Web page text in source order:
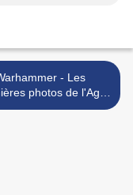
- Les
photos de l'Age
de Sigmar >